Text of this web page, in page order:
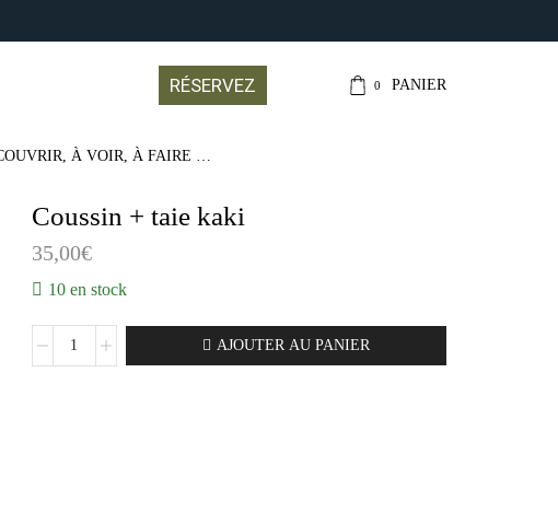
RÉSERVEZ 0 PANIER
À VOIR, À FAIRE …
Coussin + taie kaki
35,00€
10 en stock
AJOUTER AU PANIER